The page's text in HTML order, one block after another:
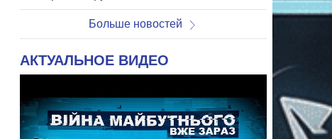
Больше новостей
АКТУАЛЬНОЕ ВИДЕО